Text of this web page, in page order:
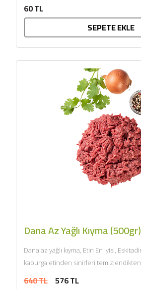
60 TL
SEPETE EKLE
Dana Az Yağlı Kıyma
Dana az yağlı kıyma, Etin En İyisi,
kaburga etinden sinirleri temizlendikten
640 TL 576 TL